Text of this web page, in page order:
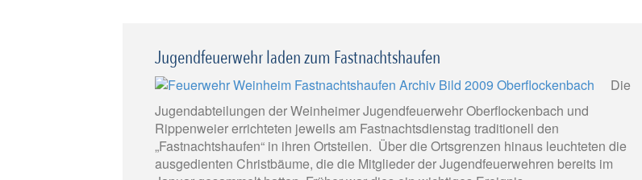
Jugendfeuerwehr laden zum Fastnachtshaufen
Die
Jugendabteilungen der Weinheimer Jugendfeuerwehr Oberflockenbach und
Rippenweier errichteten jeweils am Fastnachtsdienstag traditionell den
„Fastnachtshaufen“ in ihren Ortsteilen. Über die Ortsgrenzen hinaus leuchteten die
ausgedienten Christbäume, die die Mitglieder der Jugendfeuerwehren bereits im